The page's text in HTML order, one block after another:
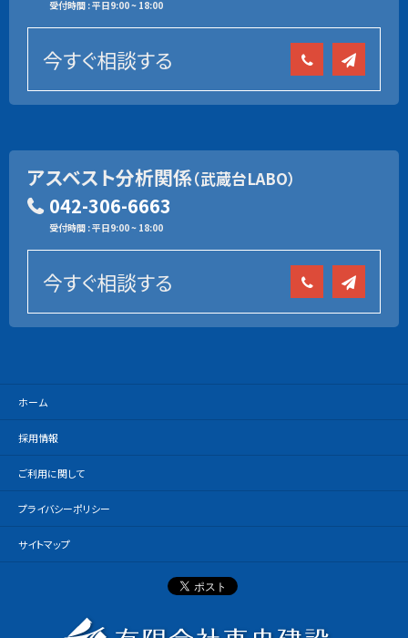
受付時間 : 平日9:00 ~ 18:00
今すぐ相談する
アスベスト分析関係（武蔵台LABO）
042-306-6663
受付時間 : 平日9:00 ~ 18:00
今すぐ相談する
ホーム
採用情報
ご利用に関して
プライバシーポリシー
サイトマップ